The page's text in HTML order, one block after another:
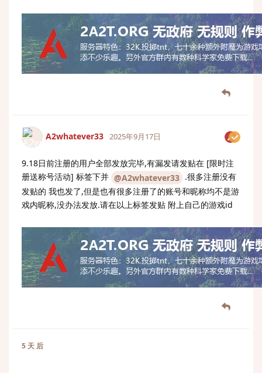
A2whatever33 2025年9月17日
9.18日前注册的用户全部发放完毕,有漏发请发贴在 [限时注
册送称号活动] 标签下并 @A2whatever33 .很多注册没有
发贴的 我也发了,但是也有很多注册了的账号和昵称均不是游
戏内昵称,没办法发放.请在以上标签发贴 附上自己的游戏id
5 天 后